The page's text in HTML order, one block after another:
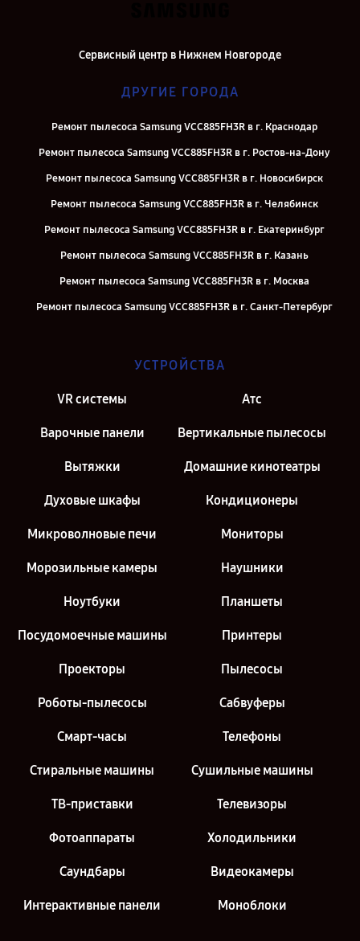
Сервисный центр в Нижнем Новгороде
ДРУГИЕ ГОРОДА
Ремонт пылесоса Samsung VCC885FH3R в г. Краснодар
Ремонт пылесоса Samsung VCC885FH3R в г. Ростов-на-Дону
Ремонт пылесоса Samsung VCC885FH3R в г. Новосибирск
Ремонт пылесоса Samsung VCC885FH3R в г. Челябинск
Ремонт пылесоса Samsung VCC885FH3R в г. Екатеринбург
Ремонт пылесоса Samsung VCC885FH3R в г. Казань
Ремонт пылесоса Samsung VCC885FH3R в г. Москва
Ремонт пылесоса Samsung VCC885FH3R в г. Санкт-Петербург
УСТРОЙСТВА
VR системы Атс
Варочные панели Вертикальные пылесосы
Вытяжки Домашние кинотеатры
Духовые шкафы Кондиционеры
Микроволновые печи Мониторы
Морозильные камеры Наушники
Ноутбуки Планшеты
Посудомоечные машины Принтеры
Проекторы Пылесосы
Роботы-пылесосы Сабвуферы
Смарт-часы Телефоны
Стиральные машины Сушильные машины
ТВ-приставки Телевизоры
Фотоаппараты Холодильники
Саундбары Видеокамеры
Интерактивные панели Моноблоки